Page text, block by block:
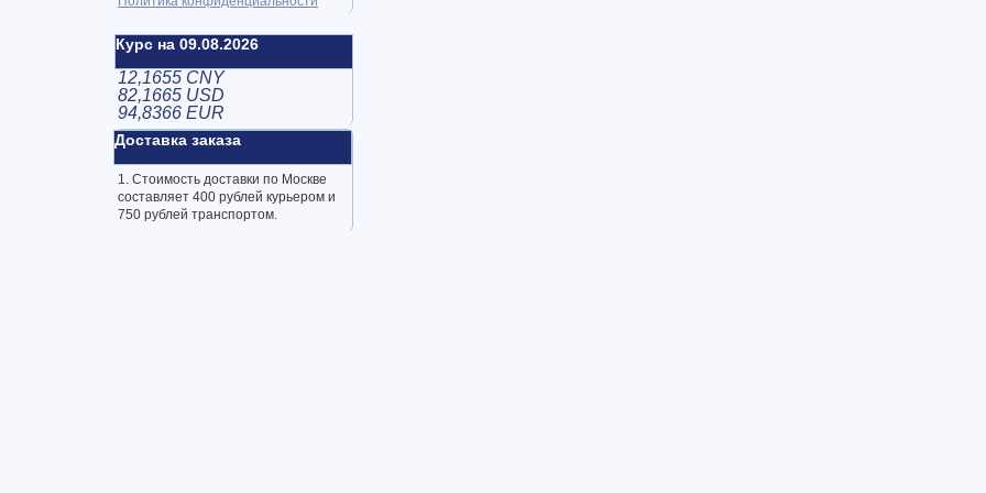
Курс на 09.08.2026
12,1655 CNY
82,1665 USD
94,8366 EUR
Доставка заказа
1. Стоимость доставки по Москве
составляет 400 рублей курьером и
750 рублей транспортом.